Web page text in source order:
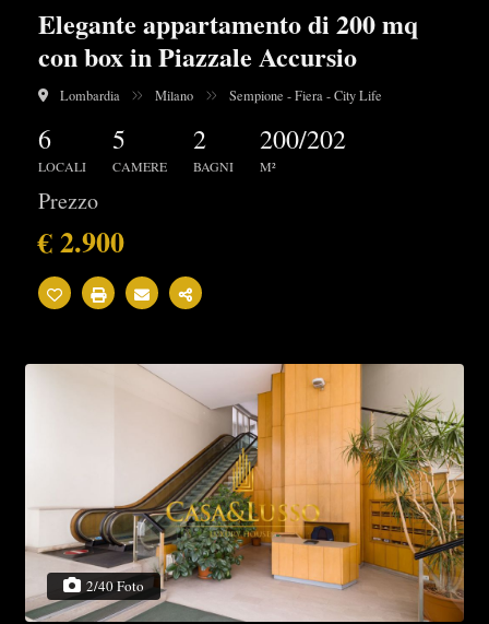
Elegante appartamento di 200 mq
con box in Piazzale Accursio
Lombardia Milano Sempione - Fiera - City Life
6
LOCALI
5
CAMERE
2
BAGNI
200/202
M²
Prezzo
€ 2.900
2/40 Foto